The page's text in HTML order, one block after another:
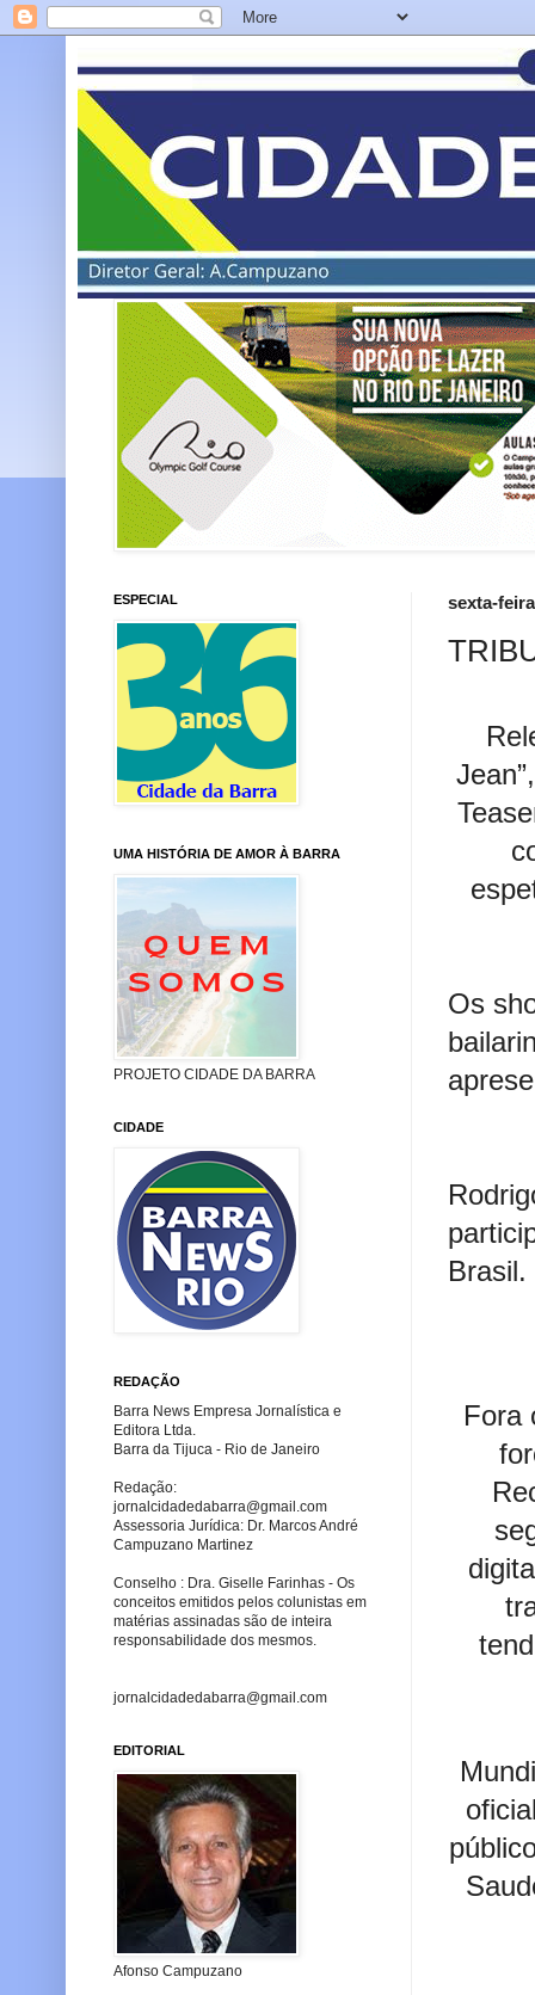
sexta-
Os
Brasil.
Fora
ESPECIAL
UMA HISTÓRIA DE AMOR À BARRA
PROJETO CIDADE DA BARRA
CIDADE
REDAÇÃO
Barra News Empresa Jornalística e
Editora Ltda.
Barra da Tijuca - Rio de Janeiro
Redação:
jornalcidadedabarra@gmail.com
Assessoria Jurídica: Dr. Marcos André
Campuzano Martinez
Conselho : Dra. Giselle Farinhas - Os
conceitos emitidos pelos colunistas em
matérias assinadas são de inteira
responsabilidade dos mesmos.
jornalcidadedabarra@gmail.com
EDITORIAL
Afonso Campuzano